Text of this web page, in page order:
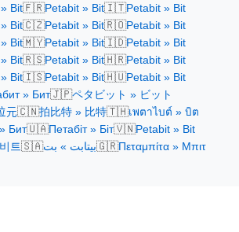
Bit🇫🇷Petabit » Bit🇮🇹Petabit » Bit
Bit🇨🇿Petabit » Bit🇷🇴Petabit » Bit
Bit🇲🇾Petabit » Bit🇮🇩Petabit » Bit
Bit🇷🇸Petabit » Bit🇭🇷Petabit » Bit
Bit🇮🇸Petabit » Bit🇭🇺Petabit » Bit
» Бит🇯🇵ペタビット » ビット
元🇨🇳拍比特 » 比特🇹🇭เพตาไบต์ » บิต
Бит🇺🇦Петабіт » Біт🇻🇳Petabit » Bit
트🇸🇦بيتابت » بت🇬🇷Πεταμπίτα » Μπιτ